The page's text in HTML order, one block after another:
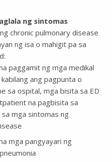
ng sintomas
chronic pulmonary disease
ng isa o mahigit pa sa
paggamit ng mga medikal
ang pagpunta o
sa ospital, mga bisita sa ED
na pagbisita sa
mga sintomas ng
mga pangyayari ng